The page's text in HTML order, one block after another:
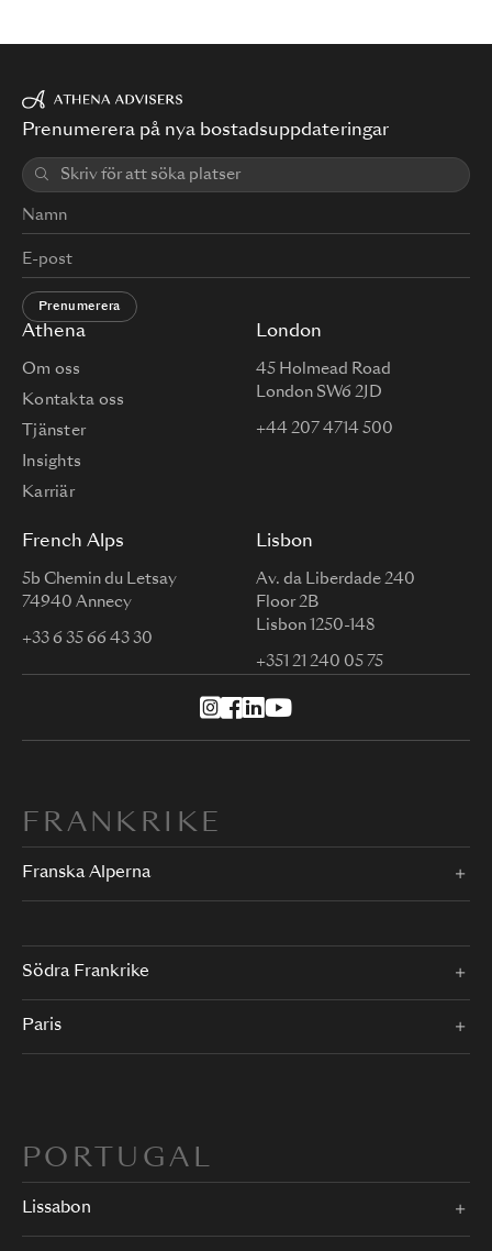
Athena
Om oss
Kontakta oss
Tjänster
Insights
Karriär
London
45 Holmead Road
London SW6 2JD
+44 207 4714 500
French Alps
5b Chemin du Letsay
74940 Annecy
+33 6 35 66 43 30
Lisbon
Av. da Liberdade 240
Floor 2B
Lisbon 1250-148
+351 21 240 05 75
Prenumerera på nya bostadsuppdateringar
Prenumerera
FRANKRIKE
Franska Alperna
Södra Frankrike
Paris
PORTUGAL
Lissabon